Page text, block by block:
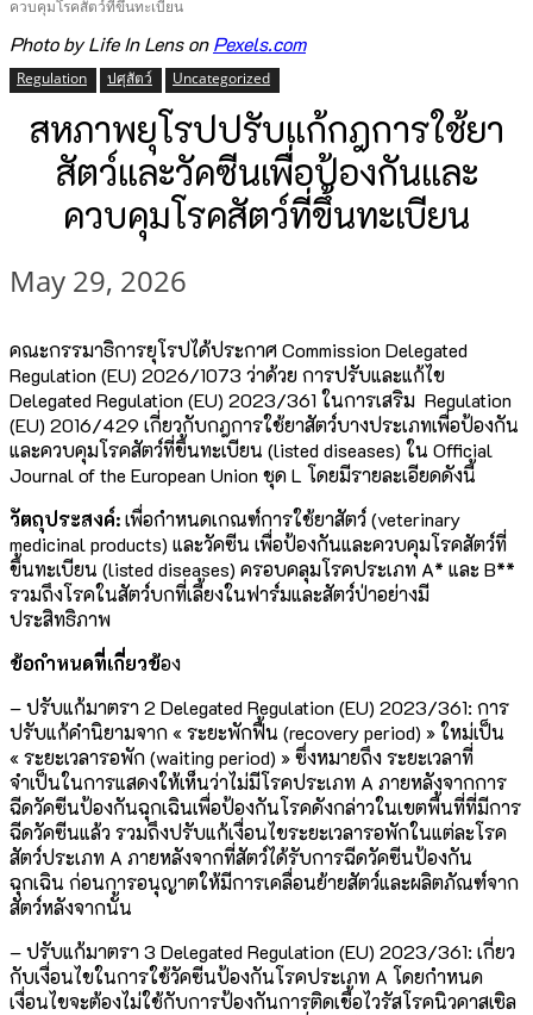
ควบคุมโรคสัตว์ที่ขึ้นทะเบียน
Photo by Life In Lens onPexels.com
Regulation ปศุสัตว์ Uncategorized
สหภาพยุโรปปรับแก้กฎการใช้ยา
สัตว์และวัคซีนเพื่อป้องกันและ
ควบคุมโรคสัตว์ที่ขึ้นทะเบียน
May 29, 2026
คณะกรรมาธิการยุโรปได้ประกาศCommission Delegated
Regulation (EU) 2026/1073 ว่าด้วย การปรับและแก้ไข
Delegated Regulation (EU) 2023/361 ในการเสริม Regulation
(EU) 2016/429 เกี่ยวกับกฎการใช้ยาสัตว์บางประเภทเพื่อป้องกัน
และควบคุมโรคสัตว์ที่ขึ้นทะเบียน (listed diseases) ใน Official
Journal of the European Union ชุด L โดยมีรายละเอียดดังนี้
วัตถุประสงค์:เพื่อกำหนดเกณฑ์การใช้ยาสัตว์ (veterinary
medicinal products) และวัคซีน เพื่อป้องกันและควบคุมโรคสัตว์ที่
ขึ้นทะเบียน (listed diseases) ครอบคลุมโรคประเภท A* และ B**
รวมถึงโรคในสัตว์บกที่เลี้ยงในฟาร์มและสัตว์ป่าอย่างมี
ประสิทธิภาพ
ข้อกำหนดที่เกี่ยวข้อง
–ปรับแก้มาตรา 2 Delegated Regulation (EU) 2023/361: การ
ปรับแก้คำนิยามจาก « ระยะพักฟื้น (recovery period) » ใหม่เป็น
« ระยะเวลารอพัก (waiting period) » ซึ่งหมายถึง ระยะเวลาที่
จำเป็นในการแสดงให้เห็นว่าไม่มีโรคประเภท A ภายหลังจากการ
ฉีดวัคซีนป้องกันฉุกเฉินเพื่อป้องกันโรคดังกล่าวในเขตพื้นที่ที่มีการ
ฉีดวัคซีนแล้ว รวมถึงปรับแก้เงื่อนไขระยะเวลารอพักในแต่ละโรค
สัตว์ประเภท A ภายหลังจากที่สัตว์ได้รับการฉีดวัคซีนป้องกัน
ฉุกเฉิน ก่อนการอนุญาตให้มีการเคลื่อนย้ายสัตว์และผลิตภัณฑ์จาก
สัตว์หลังจากนั้น
–ปรับแก้มาตรา 3 Delegated Regulation (EU) 2023/361: เกี่ยว
กับเงื่อนไขในการใช้วัคซีนป้องกันโรคประเภท A โดยกำหนด
เงื่อนไขจะต้องไม่ใช้กับการป้องกันการติดเชื้อไวรัสโรคนิวคาสเซิล